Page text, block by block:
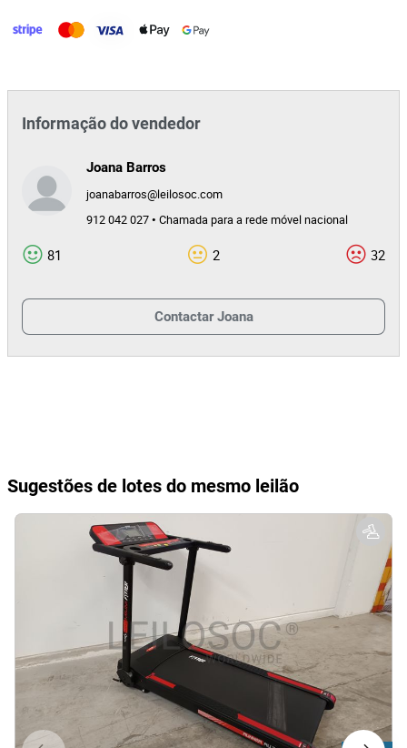
Informação do vendedor
Joana Barros
joanabarros@leilosoc.com
912 042 027 • Chamada para a rede móvel nacional
81 2 32
Contactar Joana
Sugestões de lotes do mesmo leilão